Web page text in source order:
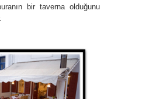
bir taverna olduğunu